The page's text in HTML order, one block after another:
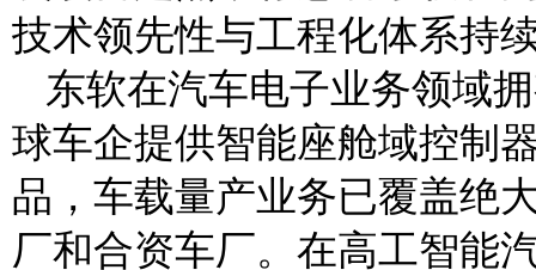
技术领先性与工程化体系持
东软在汽车电子业务领域
球车企提供智能座舱域控制
品，车载量产业务已覆盖绝
厂和合资车厂。在高工智能